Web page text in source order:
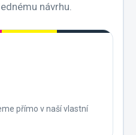
návrhu.
přímo v naší vlastní